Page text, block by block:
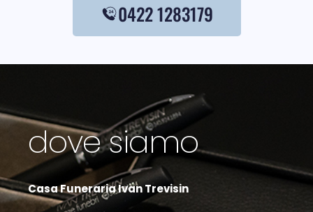
0422 1283179
dove siamo
Casa Funeraria Ivan Trevisin